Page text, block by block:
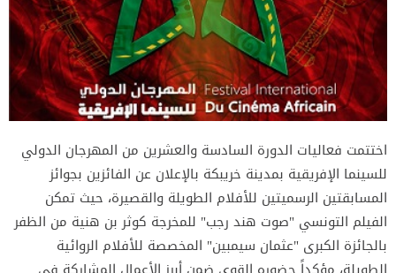
اختتمت فعاليات الدورة السادسة والعشرين من المهرجان الدولي
للسينما الإفريقية بمدينة خريبكة بالإعلان عن الفائزين بجوائز
المسابقتين الرسميتين للأفلام الطويلة والقصيرة، حيث تمكن
الفيلم التونسي "صوت هند رجب" للمخرجة كوثر بن هنية من الظفر
بالجائزة الكبرى "عثمان سيمبين" المخصصة للأفلام الروائية